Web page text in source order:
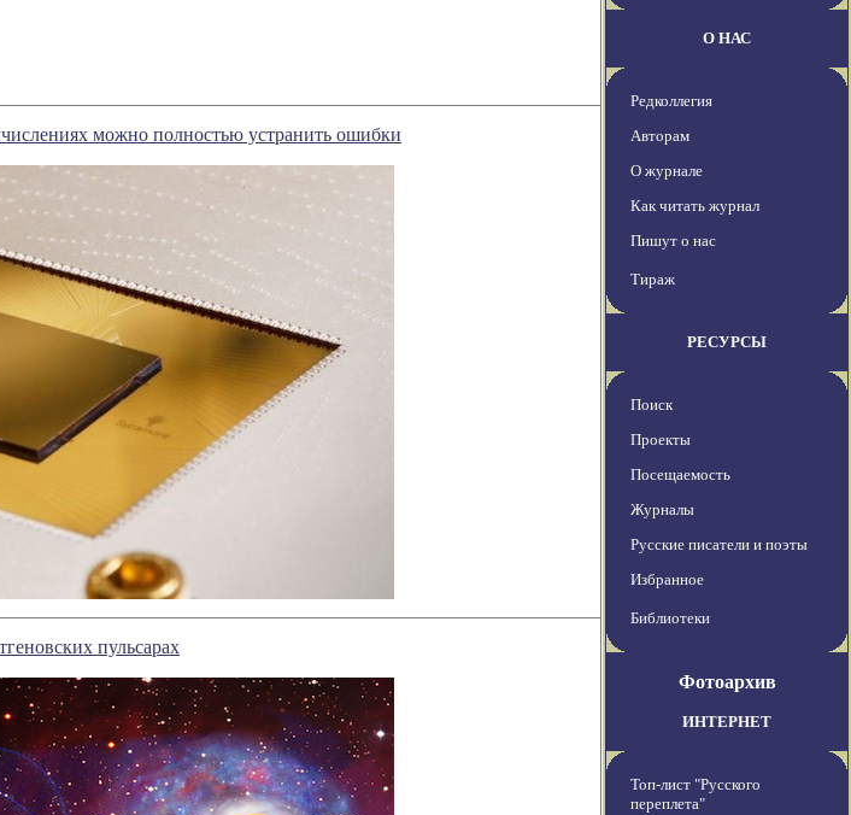
можно полностью устранить ошибки
пульсарах
О НАС
Редколлегия
Авторам
О журнале
Как читать журнал
Пишут о нас
Тираж
РЕСУРСЫ
Поиск
Проекты
Посещаемость
Журналы
Русские писатели и поэты
Избранное
Библиотеки
Фотоархив
ИНТЕРНЕТ
Топ-лист "Русского
переплета"